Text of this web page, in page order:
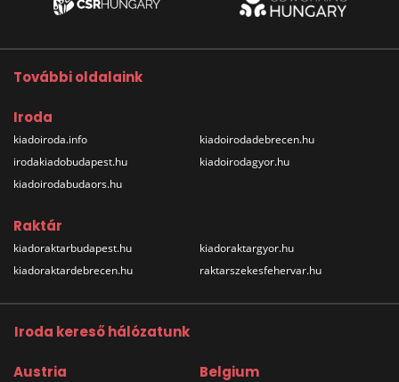
További oldalaink
Iroda
kiadoiroda.info
irodakiadobudapest.hu
kiadoirodabudaors.hu
kiadoirodadebrecen.hu
kiadoirodagyor.hu
Raktár
kiadoraktarbudapest.hu
kiadoraktardebrecen.hu
kiadoraktargyor.hu
raktarszekesfehervar.hu
Iroda kereső hálózatunk
Austria Belgium